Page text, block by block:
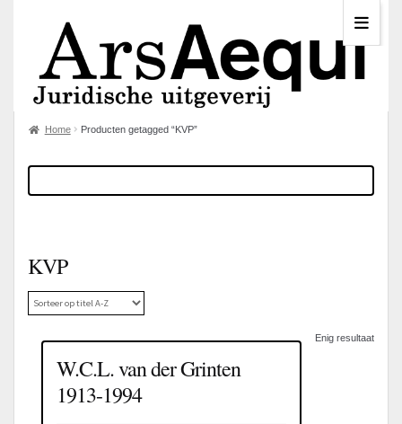
Home Producten getagged “KVP”
KVP
Enig resultaat
W.C.L. van der Grinten
1913-1994